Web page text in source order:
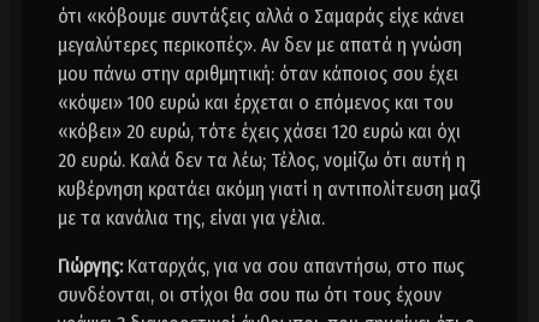
ότι «κόβουμε συντάξεις αλλά ο Σαμαράς είχε κάνει
μεγαλύτερες περικοπές». Αν δεν με απατά η γνώση
μου πάνω στην αριθμητική: όταν κάποιος σου έχει
«κόψει» 100 ευρώ και έρχεται ο επόμενος και του
«κόβει» 20 ευρώ, τότε έχεις χάσει 120 ευρώ και όχι
20 ευρώ. Καλά δεν τα λέω; Τέλος, νομίζω ότι αυτή η
κυβέρνηση κρατάει ακόμη γιατί η αντιπολίτευση μαζί
με τα κανάλια της, είναι για γέλια.
Γιώργης:Καταρχάς, για να σου απαντήσω, στο πως
συνδέονται, οι στίχοι θα σου πω ότι τους έχουν